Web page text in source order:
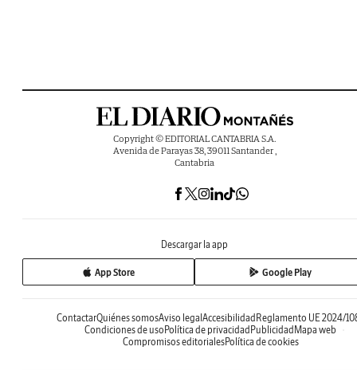
Copyright © EDITORIAL CANTABRIA S.A.
Avenida de Parayas 38, 39011 Santander ,
Cantabria
Descargar la app
App Store Google Play
ContactarQuiénes somosAviso legal Accesibilidad Reglamento UE 2024/
Condiciones de uso Política de privacidad Publicidad Mapa web
Compromisos editorialesPolítica de cookies